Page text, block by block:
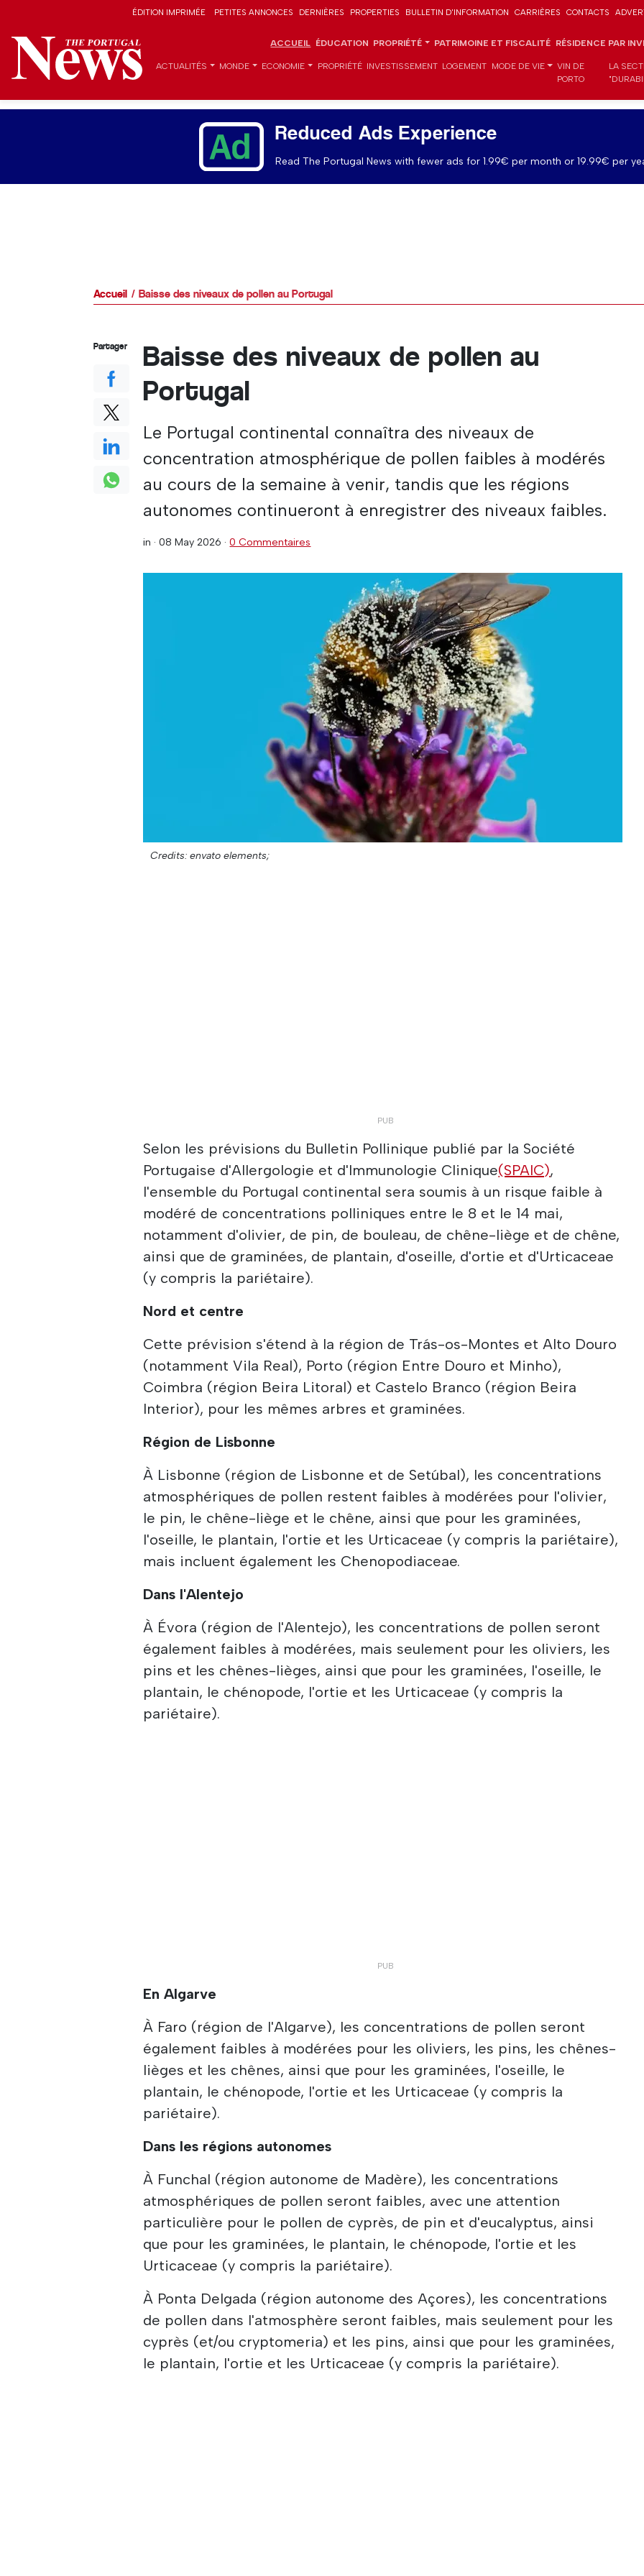
ÉDITION IMPRIMÉE PETITES ANNONCES DERNIÈRES PROPERTIES BULLETIN D'INFORMATION CARRIÈRES CONTACTS
ACCUEIL ÉDUCATION PROPRIÉTÉ PATRIMOINE ET FISCALITÉ RÉSIDENCE PAR
ACTUALITÉS MONDE ECONOMIE PROPRIÉTÉ INVESTISSEMENT LOGEMENT MODE DE VIE
VIN DE
PORTO
LA
Reduced Ads Experience
Read The Portugal News with fewer ads for 1.99€ per month or 19.99€ per
Accueil Baisse des niveaux de pollen au Portugal
Baisse des niveaux de pollen au
Portugal
Le Portugal continental connaîtra des niveaux de
concentration atmosphérique de pollen faibles à modérés
au cours de la semaine à venir, tandis que les régions
autonomes continueront à enregistrer des niveaux faibles.
in ·08 May 2026 ·0 Commentaires
Credits: envato elements;
Selon les prévisions du Bulletin Pollinique publié par la Société
Portugaise d'Allergologie et d'Immunologie Clinique(SPAIC),
l'ensemble du Portugal continental sera soumis à un risque faible à
modéré de concentrations polliniques entre le 8 et le 14 mai,
notamment d'olivier, de pin, de bouleau, de chêne-liège et de chêne,
ainsi que de graminées, de plantain, d'oseille, d'ortie et d'Urticaceae
(y compris la pariétaire).
Nord et centre
Cette prévision s'étend à la région de Trás-os-Montes et Alto Douro
(notamment Vila Real), Porto (région Entre Douro et Minho),
Coimbra (région Beira Litoral) et Castelo Branco (région Beira
Interior), pour les mêmes arbres et graminées.
Région de Lisbonne
À Lisbonne (région de Lisbonne et de Setúbal), les concentrations
atmosphériques de pollen restent faibles à modérées pour l'olivier,
le pin, le chêne-liège et le chêne, ainsi que pour les graminées,
l'oseille, le plantain, l'ortie et les Urticaceae (y compris la pariétaire),
mais incluent également les Chenopodiaceae.
Dans l'Alentejo
À Évora (région de l'Alentejo), les concentrations de pollen seront
également faibles à modérées, mais seulement pour les oliviers, les
pins et les chênes-lièges, ainsi que pour les graminées, l'oseille, le
plantain, le chénopode, l'ortie et les Urticaceae (y compris la
pariétaire).
En Algarve
À Faro (région de l'Algarve), les concentrations de pollen seront
également faibles à modérées pour les oliviers, les pins, les chênes-
lièges et les chênes, ainsi que pour les graminées, l'oseille, le
plantain, le chénopode, l'ortie et les Urticaceae (y compris la
pariétaire).
Dans les régions autonomes
À Funchal (région autonome de Madère), les concentrations
atmosphériques de pollen seront faibles, avec une attention
particulière pour le pollen de cyprès, de pin et d'eucalyptus, ainsi
que pour les graminées, le plantain, le chénopode, l'ortie et les
Urticaceae (y compris la pariétaire).
À Ponta Delgada (région autonome des Açores), les concentrations
de pollen dans l'atmosphère seront faibles, mais seulement pour les
cyprès (et/ou cryptomeria) et les pins, ainsi que pour les graminées,
le plantain, l'ortie et les Urticaceae (y compris la pariétaire).
Partager